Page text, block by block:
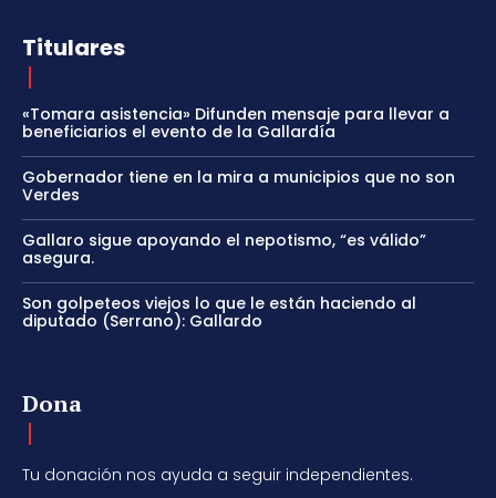
Titulares
«Tomara asistencia» Difunden mensaje para llevar a
beneficiarios el evento de la Gallardía
Gobernador tiene en la mira a municipios que no son
Verdes
Gallaro sigue apoyando el nepotismo, “es válido”
asegura.
Son golpeteos viejos lo que le están haciendo al
diputado (Serrano): Gallardo
Dona
Tu donación nos ayuda a seguir independientes.